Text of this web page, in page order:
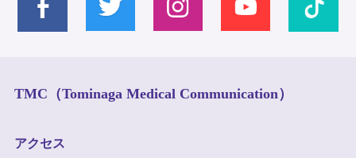
TMC（Tominaga Medical Communication）
アクセス